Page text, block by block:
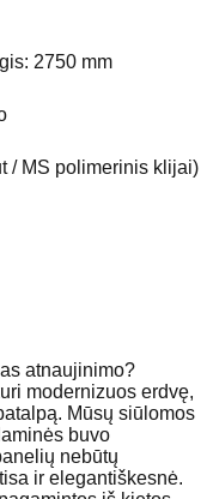
2750 mm
/ MS polimerinis klijai)
atnaujinimo?
modernizuos erdvę,
Mūsų siūlomos
buvo
nebūtų
ir elegantiškesnė.